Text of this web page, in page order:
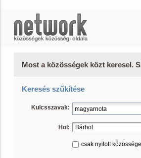
Most a közösségek közt keresel.
Keresés szűkítése
Kulcsszavak:
Hol:
csak nyitott